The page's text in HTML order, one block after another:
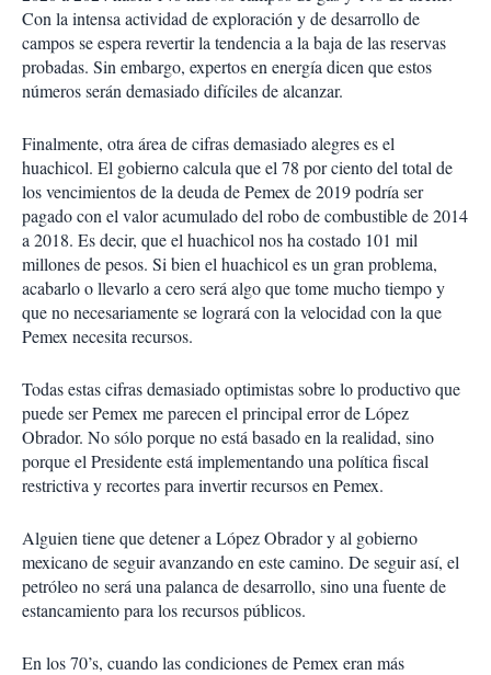
Con la intensa actividad de exploración y de desarrollo de
campos se espera revertir la tendencia a la baja de las reservas
probadas. Sin embargo, expertos en energía dicen que estos
números serán demasiado difíciles de alcanzar.
Finalmente, otra área de cifras demasiado alegres es el
huachicol. El gobierno calcula que el 78 por ciento del total de
los vencimientos de la deuda de Pemex de 2019 podría ser
pagado con el valor acumulado del robo de combustible de 2014
a 2018. Es decir, que el huachicol nos ha costado 101 mil
millones de pesos. Si bien el huachicol es un gran problema,
acabarlo o llevarlo a cero será algo que tome mucho tiempo y
que no necesariamente se logrará con la velocidad con la que
Pemex necesita recursos.
Todas estas cifras demasiado optimistas sobre lo productivo que
puede ser Pemex me parecen el principal error de López
Obrador. No sólo porque no está basado en la realidad, sino
porque el Presidente está implementando una política fiscal
restrictiva y recortes para invertir recursos en Pemex.
Alguien tiene que detener a López Obrador y al gobierno
mexicano de seguir avanzando en este camino. De seguir así, el
petróleo no será una palanca de desarrollo, sino una fuente de
estancamiento para los recursos públicos.
En los 70’s, cuando las condiciones de Pemex eran más